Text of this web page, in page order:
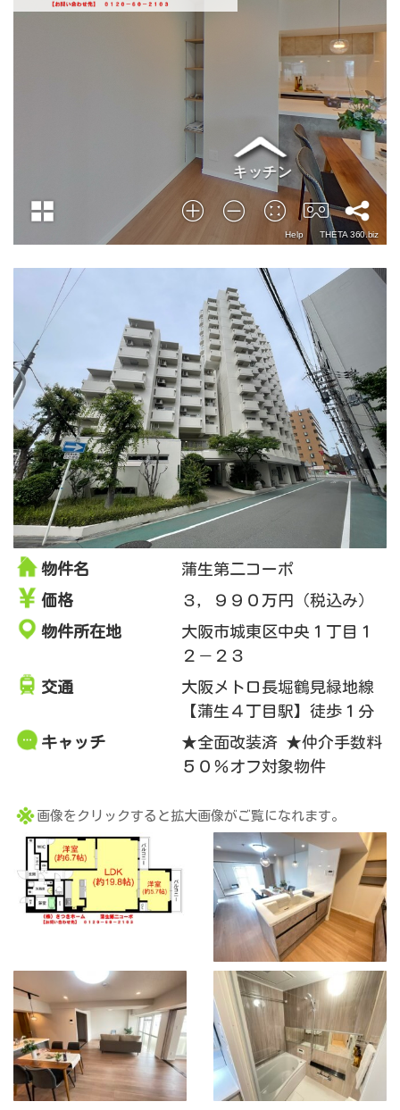
物件名
蒲生第二コーポ
価格
３，９９０万円（税込み）
物件所在地
大阪市城東区中央１丁目１
２－２３
交通
大阪メトロ長堀鶴見緑地線
【蒲生４丁目駅】徒歩１分
キャッチ
★全面改装済 ★仲介手数料
５０％オフ対象物件
画像をクリックすると拡大画像がご覧になれます。